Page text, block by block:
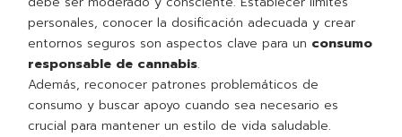
personales, conocer la dosificación adecuada y crear
entornos seguros son aspectos clave para un consumo
responsable de cannabis.
Además, reconocer patrones problemáticos de
consumo y buscar apoyo cuando sea necesario es
crucial para mantener un estilo de vida saludable.